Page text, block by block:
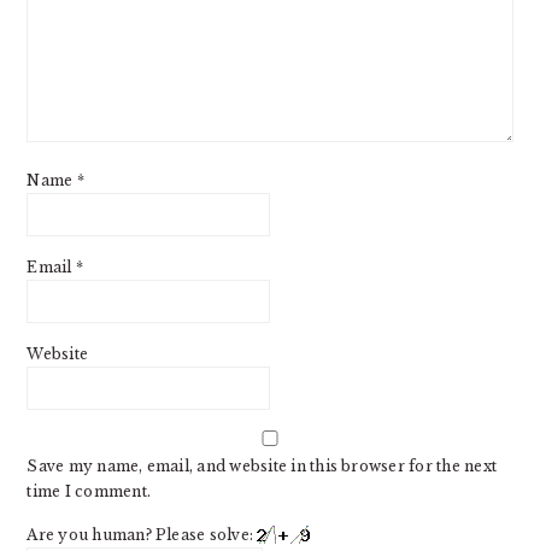
Name *
Email *
Website
Save my name, email, and website in this browser for the next
time I comment.
Are you human? Please solve: